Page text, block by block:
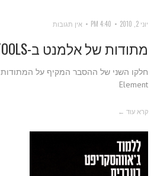
יוני 2, 2010 4:40 PM אין תגובות
מתודות של אלמנט ב-MOOTOOLS: חלק שני
Element
קרא עוד ←